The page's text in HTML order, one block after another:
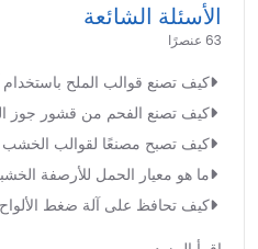
الأسئلة الشائعة
63 عنصرًا
كيف تصنع قوالب الملح باستخدام
كيف تصنع الفحم من قشور جوز
كيف تصبح مصنعًا لقوالب
ما هو معيار الحمل للأرصفة
كيف تحافظ على آلة ضغط